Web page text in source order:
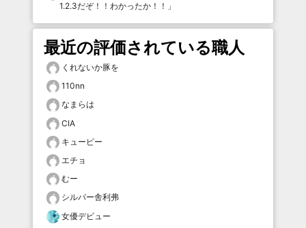
1.2.3だぞ！！わかったか！！ 」
最近の評価されている職人
くれないか豚を
110nn
なまらは
CIA
キューピー
エチョ
むー
シルバー舎利弗
女優デビュー